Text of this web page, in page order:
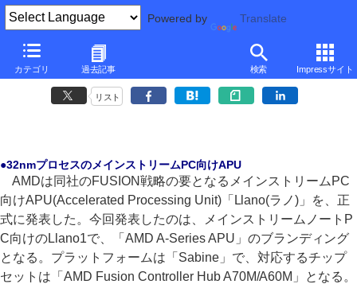
Powered by Translate
カテゴリ 過去記事 検索 Impressサイト
■後藤弘茂のWeekly海外ニュース■
AMDが発表したメインストリームAPU「Llano」のアーキテクチャ
リスト
●32nmプロセスのメインストリームPC向けAPU
AMDは同社のFUSION戦略の要となるメインストリームPC
向けAPU(Accelerated Processing Unit)「Llano(ラノ)」を、正
式に発表した。今回発表したのは、メインストリームノートP
C向けのLlano1で、「AMD A-Series APU」のブランディング
となる。プラットフォームは「Sabine」で、対応するチップ
セットは「AMD Fusion Controller Hub A70M/A60M」となる。